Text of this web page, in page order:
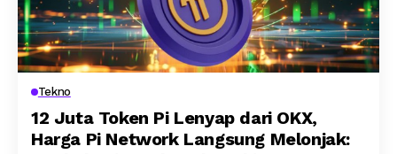
Tekno
12 Juta Token Pi Lenyap dari OKX,
Harga Pi Network Langsung Melonjak: